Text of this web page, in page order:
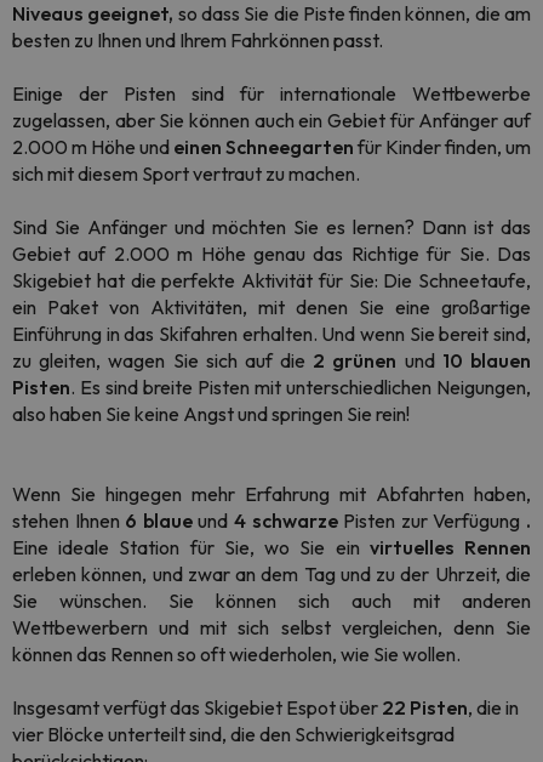
Niveaus geeignet, so dass Sie die Piste finden können, die am
besten zu Ihnen und Ihrem Fahrkönnen passt.
Einige der Pisten sind für internationale Wettbewerbe
zugelassen, aber Sie können auch ein Gebiet für Anfänger auf
2.000 m Höhe und einen Schneegartenfür Kinder finden, um
sich mit diesem Sport vertraut zu machen.
Sind Sie Anfänger und möchten Sie es lernen? Dann ist das
Gebiet auf 2.000 m Höhe genau das Richtige für Sie. Das
Skigebiet hat die perfekte Aktivität für Sie: Die Schneetaufe,
ein Paket von Aktivitäten, mit denen Sie eine großartige
Einführung in das Skifahren erhalten. Und wenn Sie bereit sind,
zu gleiten, wagen Sie sich auf die 2 grünen und 10 blauen
Pisten. Es sind breite Pisten mit unterschiedlichen Neigungen,
also haben Sie keine Angst und springen Sie rein!
Wenn Sie hingegen mehr Erfahrung mit Abfahrten haben,
stehen Ihnen 6 blaueund4 schwarzePisten zur Verfügung .
Eine ideale Station für Sie, wo Sie ein virtuelles Rennen
erleben können, und zwar an dem Tag und zu der Uhrzeit, die
Sie wünschen. Sie können sich auch mit anderen
Wettbewerbern und mit sich selbst vergleichen, denn Sie
können das Rennen so oft wiederholen, wie Sie wollen.
Insgesamt verfügt das Skigebiet Espot über 22 Pisten, die in
vier Blöcke unterteilt sind, die den Schwierigkeitsgrad